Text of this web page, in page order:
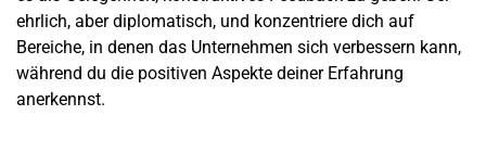
ehrlich, aber diplomatisch, und konzentriere dich auf
Bereiche, in denen das Unternehmen sich verbessern kann,
während du die positiven Aspekte deiner Erfahrung
anerkennst.